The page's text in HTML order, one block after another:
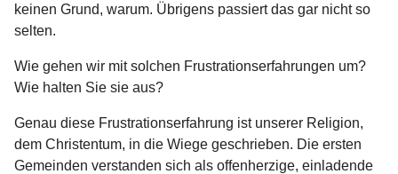
keinen Grund, warum. Übrigens passiert das gar nicht so
selten.
Wie gehen wir mit solchen Frustrationserfahrungen um?
Wie halten Sie sie aus?
Genau diese Frustrationserfahrung ist unserer Religion,
dem Christentum, in die Wiege geschrieben. Die ersten
Gemeinden verstanden sich als offenherzige, einladende